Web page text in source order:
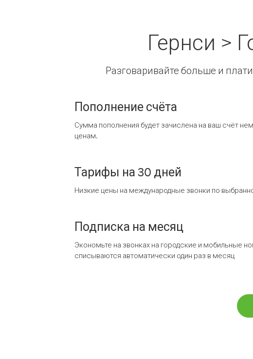
Гернси >
Разговаривайте больше и
Пополнение счёта
Сумма пополнения будет зачислена на ваш счёт
ценам.
Тарифы на 30 дней
Низкие цены на международные звонки по
Подписка на месяц
Экономьте на звонках на городские и мобильные
списываются автоматически один раз в месяц